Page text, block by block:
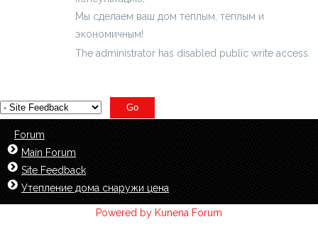
Мы сделаем ваш дом теплым, теплым и
экономичным!
The administrator has disabled public write access.
Forum
Main Forum
Site Feedback
Утепление дома снаружи цена
Powered by Kunena Forum